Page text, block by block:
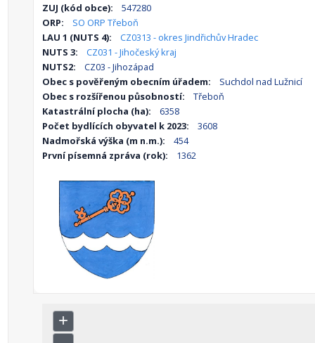
ZUJ (kód obce):
547280
ORP:
SO ORP Třeboň
LAU 1 (NUTS 4):
CZ0313 - okres Jindřichův Hradec
NUTS 3:
CZ031 - Jihočeský kraj
NUTS2:
CZ03 - Jihozápad
Obec s pověřeným obecním úřadem:
Suchdol nad Lužnicí
Obec s rozšířenou působností:
Třeboň
Katastrální plocha (ha):
6358
Počet bydlících obyvatel k 2023:
3608
Nadmořská výška (m n.m.):
454
První písemná zpráva (rok):
1362